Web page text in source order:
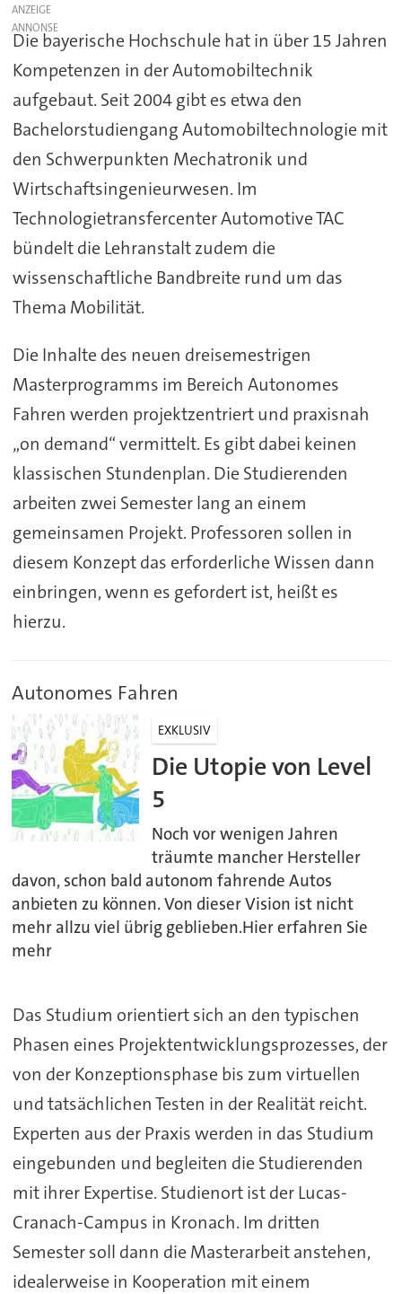
ANZEIGE
Die bayerische Hochschule hat in über 15 Jahren
Kompetenzen in der Automobiltechnik
aufgebaut. Seit 2004 gibt es etwa den
Bachelorstudiengang Automobiltechnologie mit
den Schwerpunkten Mechatronik und
Wirtschaftsingenieurwesen. Im
Technologietransfercenter Automotive TAC
bündelt die Lehranstalt zudem die
wissenschaftliche Bandbreite rund um das
Thema Mobilität.
Die Inhalte des neuen dreisemestrigen
Masterprogramms im Bereich Autonomes
Fahren werden projektzentriert und praxisnah
„on demand“ vermittelt. Es gibt dabei keinen
klassischen Stundenplan. Die Studierenden
arbeiten zwei Semester lang an einem
gemeinsamen Projekt. Professoren sollen in
diesem Konzept das erforderliche Wissen dann
einbringen, wenn es gefordert ist, heißt es
hierzu.
Autonomes Fahren
EXKLUSIV
Die Utopie von Level
5
Noch vor wenigen Jahren
träumte mancher Hersteller
davon, schon bald autonom fahrende Autos
anbieten zu können. Von dieser Vision ist nicht
mehr allzu viel übrig geblieben.Hier erfahren Sie
mehr
Das Studium orientiert sich an den typischen
Phasen eines Projektentwicklungsprozesses, der
von der Konzeptionsphase bis zum virtuellen
und tatsächlichen Testen in der Realität reicht.
Experten aus der Praxis werden in das Studium
eingebunden und begleiten die Studierenden
mit ihrer Expertise. Studienort ist der Lucas-
Cranach-Campus in Kronach. Im dritten
Semester soll dann die Masterarbeit anstehen,
idealerweise in Kooperation mit einem